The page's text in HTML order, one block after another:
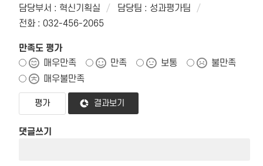
담당부서 : 혁신기획실
담당팀 : 성과평가팀
전화 : 032-456-2065
만족도 평가
매우만족
만족 보통
불만족
매우불만족
결과보기
댓글쓰기